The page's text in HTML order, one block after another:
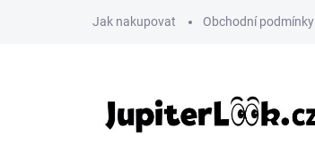
Jak nakupovat Obchodní podmínky